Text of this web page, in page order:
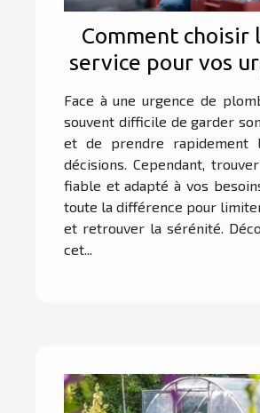
Comment choisir
service pour vos
Face à une urgence de
souvent difficile de garder
et de prendre rapidement
décisions. Cependant,
fiable et adapté à vos
toute la différence pour
et retrouver la sérénité.
cet...